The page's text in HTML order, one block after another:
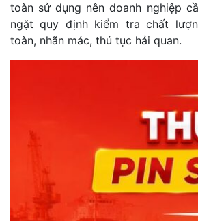
toàn sử dụng nên doanh nghiệp
ngặt quy định kiểm tra chất
toàn, nhãn mác, thủ tục hải quan.